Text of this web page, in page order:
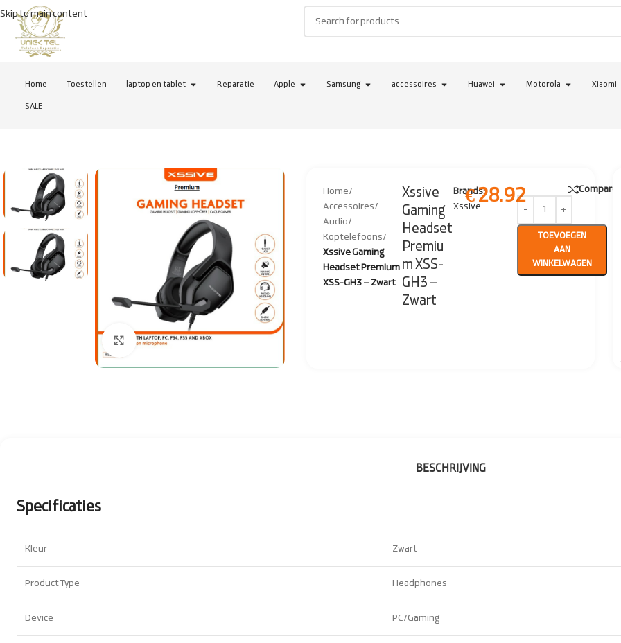
Skip to main content
Home Toestellen laptop en tablet Reparatie Apple Samsung accessoires Huawei Motorola Xiaomi
SALE
Click to enlarge
Home/
Accessoires/
Audio/
Koptelefoons/
Xssive Gaming
Headset Premium
XSS-GH3 – Zwart
Xssive
Gaming
Headset
Premiu
m XSS-
GH3 –
Zwart
Brands:
Xssive
€28.92
TOEVOEGEN
AAN
WINKELWAGEN
Compare
BESCHRIJVING
Specificaties
Kleur Zwart
Product Type Headphones
Device PC/Gaming